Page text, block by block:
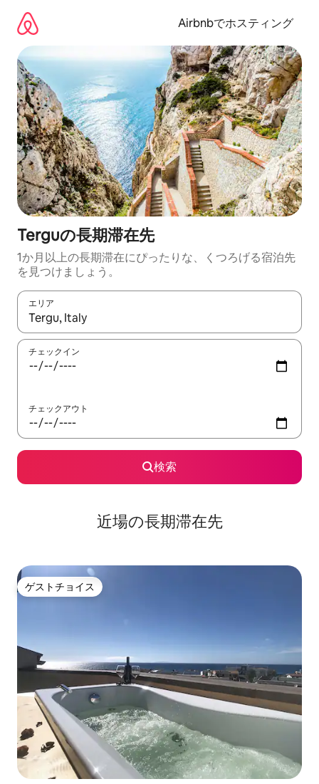
Airbnbでホスティング
Terguの長期滞在先
1か月以上の長期滞在にぴったりな、くつろげる宿泊先
を見つけましょう。
エリア
検索結果が表示されたら、上下の矢印キーを使って移動するか
チェックイン
チェックアウト
検索
近場の長期滞在先
ゲストチョイス
ゲストチョイス